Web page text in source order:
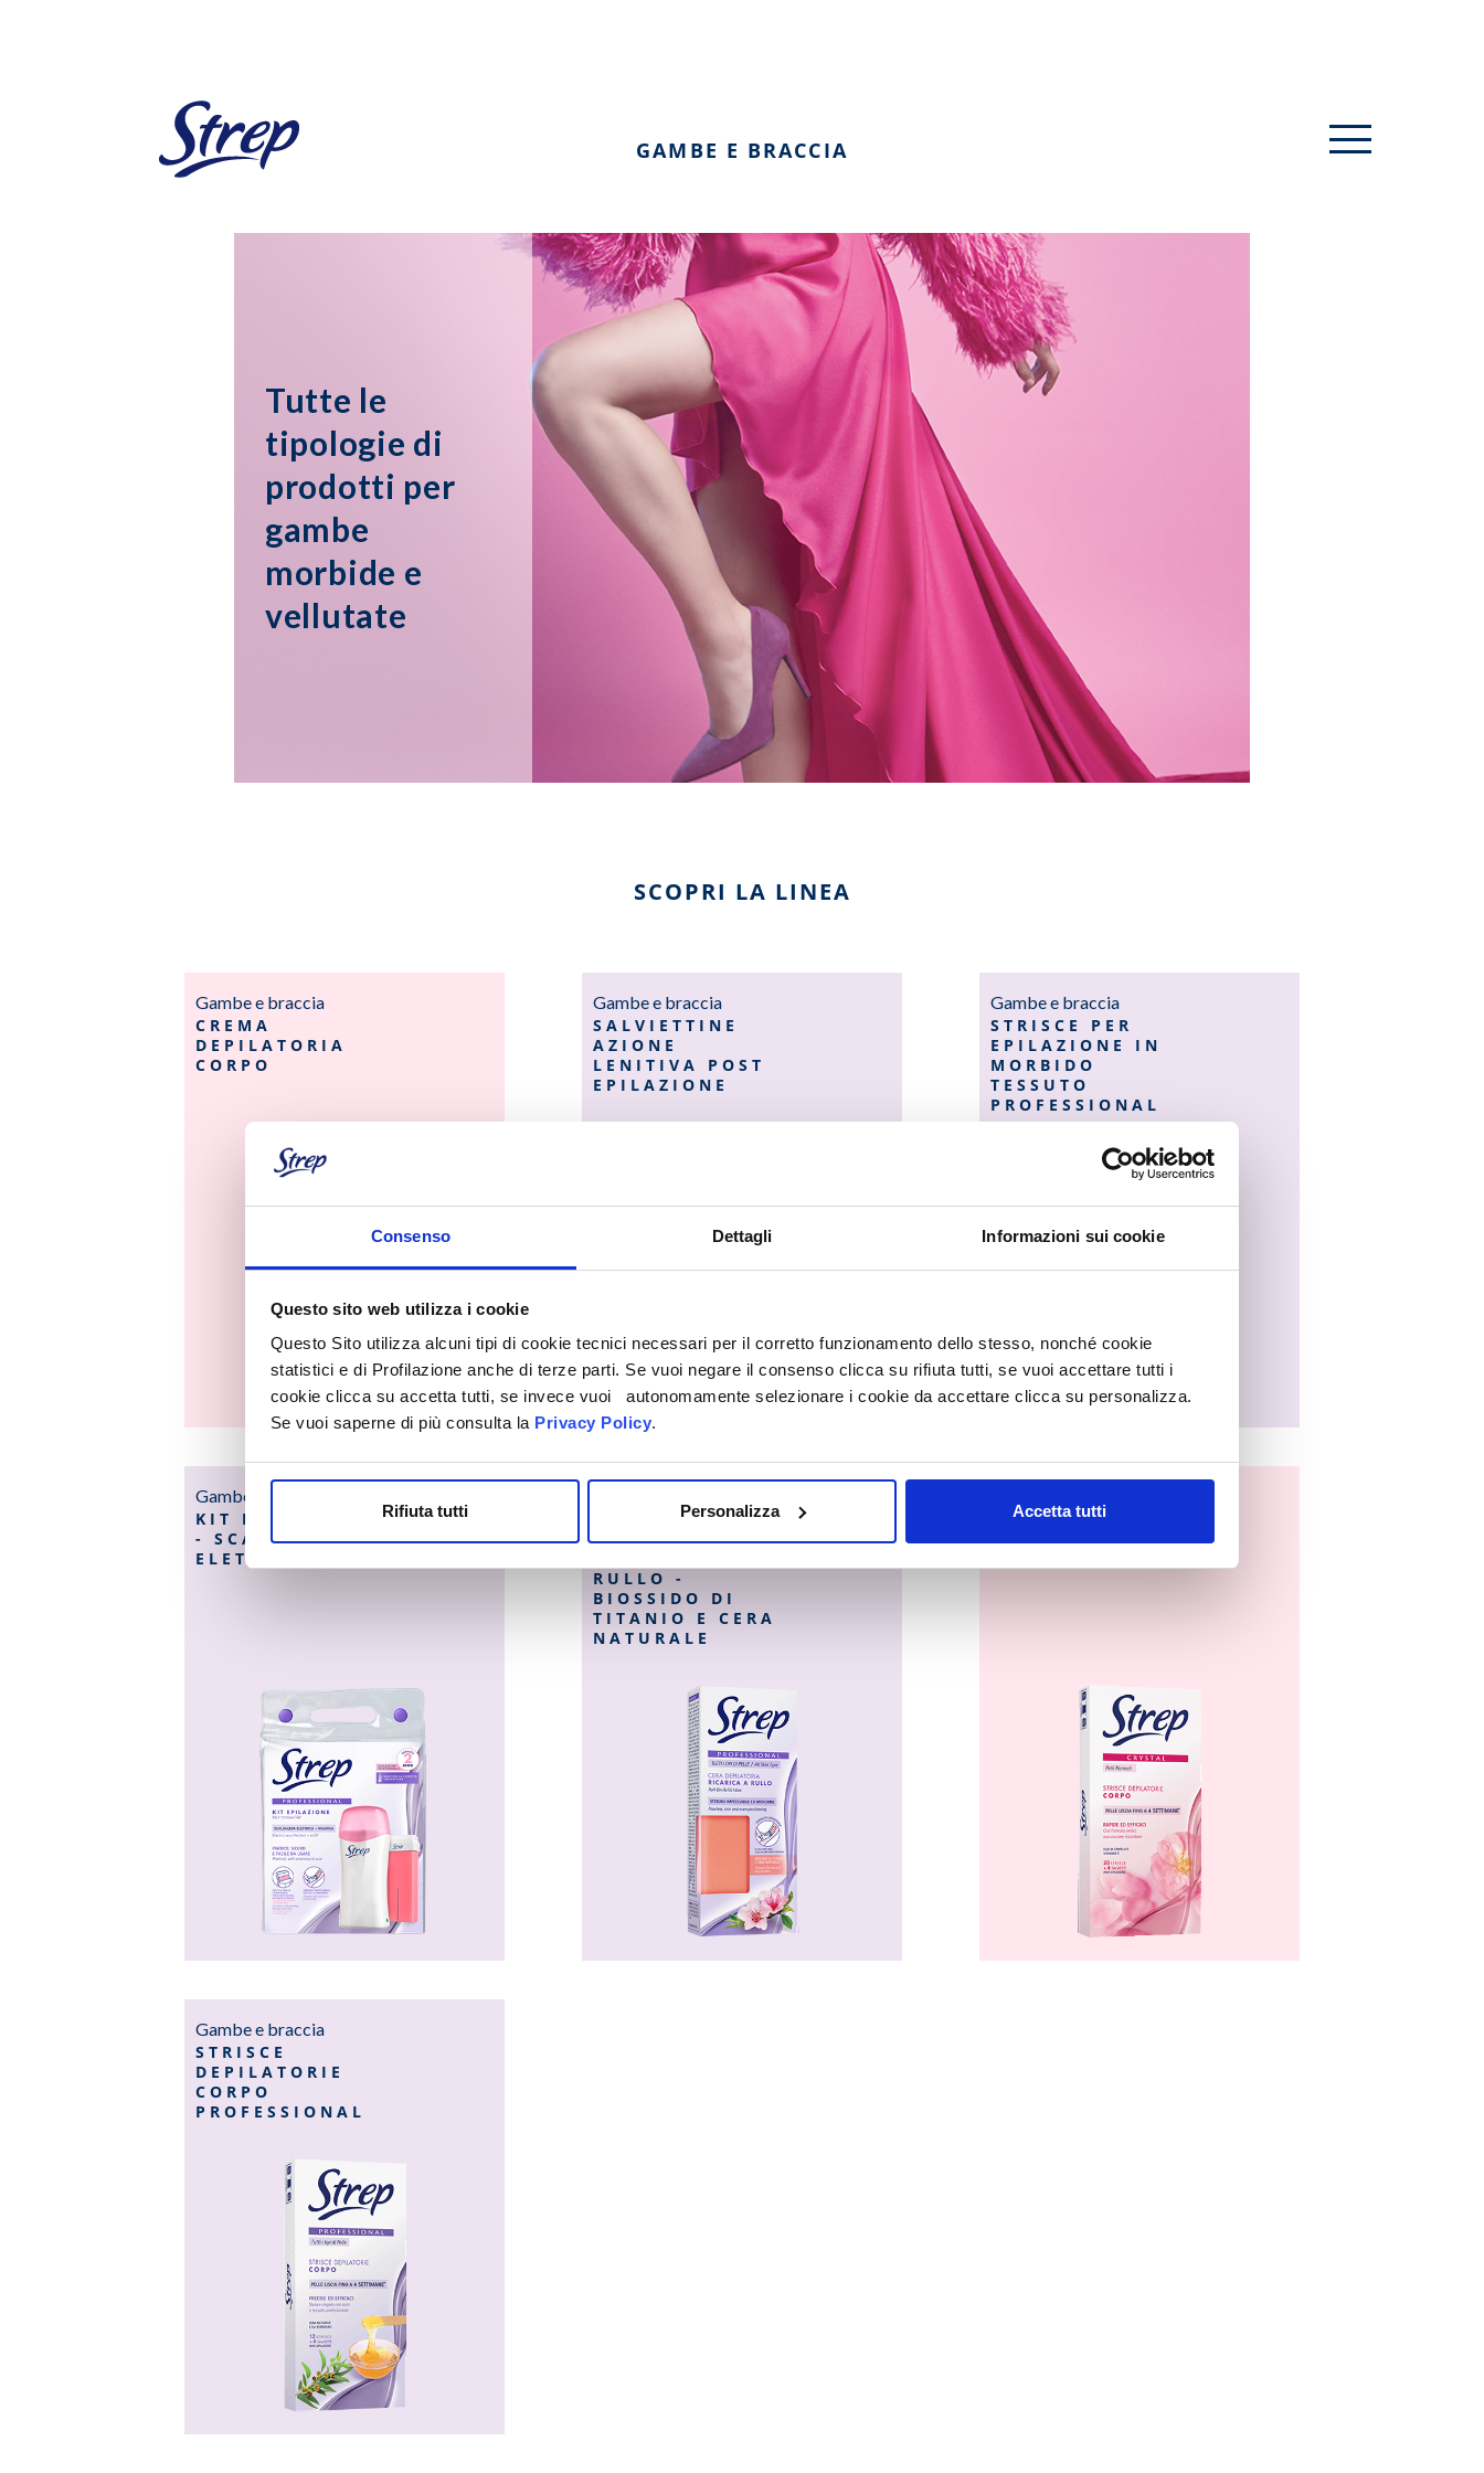
Consenso Dettagli Informazioni sui cookie
Questo sito web utilizza i cookie
Questo Sito utilizza alcuni tipi di cookie tecnici necessari per il corretto funzionamento dello stesso, nonché cookie
statistici e di Profilazione anche di terze parti. Se vuoi negare il consenso clicca su rifiuta tutti, se vuoi accettare tutti i
cookie clicca su accetta tutti, se invece vuoi autonomamente selezionare i cookie da accettare clicca su personalizza.
Se vuoi saperne di più consulta la Privacy Policy.
Rifiuta tutti Personalizza Accetta tutti
GAMBE E BRACCIA
Tutte le
tipologie di
prodotti per
gambe
morbide e
vellutate
SCOPRI LA LINEA
Gambe e braccia
CREMA
DEPILATORIA
CORPO
Gambe e braccia
SALVIETTINE
AZIONE
LENITIVA POST
EPILAZIONE
Gambe e braccia
STRISCE PER
EPILAZIONE IN
MORBIDO
TESSUTO
PROFESSIONAL
Gambe e braccia
KIT EPILAZIONE
- SCALDACERA
ELETTRICO
DEPILATORIA
RULLO -
BIOSSIDO DI
TITANIO E CERA
NATURALE
STRISCE
DEPILATORIE
Gambe e braccia
STRISCE
DEPILATORIE
CORPO
PROFESSIONAL